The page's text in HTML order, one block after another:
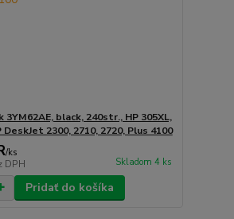
3YM62AE, black, 240str., HP 305XL,
DeskJet 2300, 2710, 2720, Plus 4100
/ks
DPH Skladom 4 ks
Pridať do košíka